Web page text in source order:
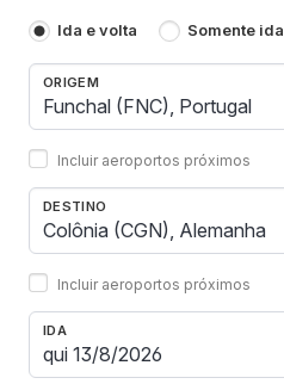
Ida e volta Somente ida
ORIGEM
Incluir aeroportos próximos
DESTINO
Incluir aeroportos próximos
IDA